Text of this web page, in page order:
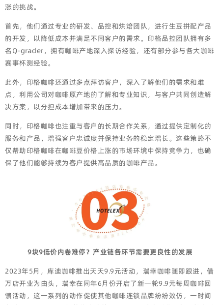
涨的挑战。
首先，他们通过专业的研发、品控和烘焙团队，进行生豆拼配产品
的开发，以降低成本并满足不同客户的需求。印格品控团队拥有多
名Q-grader，拥有咖啡产地深入探访经验，还有部分参与各大咖啡
赛事杯测经验。
此外，印格咖啡还通过多点拜访客户，深入了解他们的需求和难
点，利用公司对咖啡原产地的了解和专业知识，与客户共同创造解
决方案，以分担成本增加带来的压力。
同时，印格咖啡也注重与客户的长期合作关系，通过提供定制化的
服务和产品，增强客户忠诚度并保持业务的稳定增长。这些策略不
仅帮助印格咖啡在咖啡豆价格上涨的市场环境中保持竞争力，也确
保了他们能够持续为客户提供高品质的咖啡产品。
9块9低价内卷难停？ 产业链各环节需要更良性的发展
2023年5月，库迪咖啡推出天天9.9元活动，瑞幸咖啡随即跟进，借
万店开业为由头，瑞幸在同年6月份开启了新一轮9.9元每周咖啡回
馈活动，这一系列的动作促使其他咖啡连锁品牌纷纷效仿，一时间